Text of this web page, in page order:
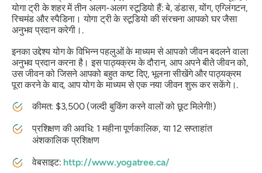
योगा ट्री के शहर में तीन अलग-अलग स्टूडियो हैं: बे, डंडास, योंग, एग्लिंगटन,
रिचमंड और स्पैडिना। योगा ट्री के स्टूडियो की संरचना आपको घर जैसा
अनुभव प्रदान करेगी।.
इनका उद्देश्य योग के विभिन्न पहलुओं के माध्यम से आपको जीवन बदलने वाला
अनुभव प्रदान करना है। इस पाठ्यक्रम के दौरान, आप अपने बीते जीवन को,
उस जीवन को जिसने आपको बहुत कष्ट दिए, भूलना सीखेंगे और पाठ्यक्रम
पूरा करने के बाद, आप योग के माध्यम से एक नया जीवन शुरू कर सकेंगे।.
कीमत: $3,500 (जल्दी बुकिंग करने वालों को छूट मिलेगी!)
प्रशिक्षण की अवधि: 1 महीना पूर्णकालिक, या 12 सप्ताहांत
अंशकालिक प्रशिक्षण
वेबसाइट: http://www.yogatree.ca/